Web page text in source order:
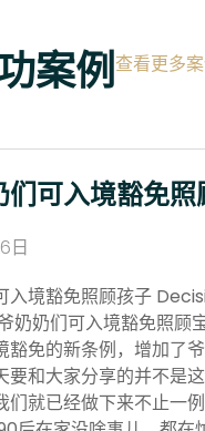
案例查看更多
们可入境豁免照
日
入境豁免照顾孩子
奶奶们可入境豁免照顾
豁免的新条例，增加了
要和大家分享的并不是
们就已经做下来不止一